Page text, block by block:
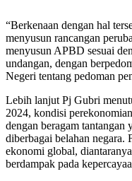
“Berkenaan dengan hal
menyusun rancangan
menyusun APBD sesuai
undangan, dengan
Negeri tentang pedoman
Lebih lanjut Pj Gubri
2024, kondisi
dengan beragam
diberbagai belahan negara.
ekonomi global,
berdampak pada